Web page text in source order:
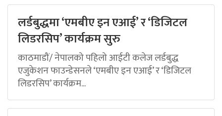
लर्डबुद्धमा ‘एमबीए इन एआई’ र ‘डिजिटल
लिडरसिप’ कार्यक्रम सुरु
काठमाडौं/ नेपालको पहिलो आईटी कलेज लर्डबुद्ध
एजुकेशन फाउन्डेसनले ‘एमबीए इन एआई’ र ‘डिजिटल
लिडरसिप’ कार्यक्रम...